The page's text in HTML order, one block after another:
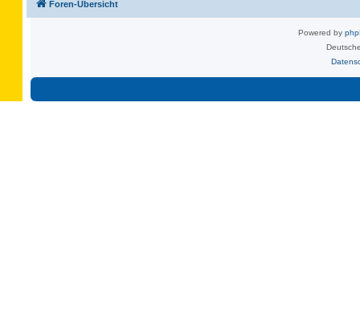
Foren-Übersicht
Powered by